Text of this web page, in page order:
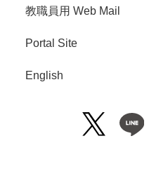
教職員用 Web Mail
Portal Site
English